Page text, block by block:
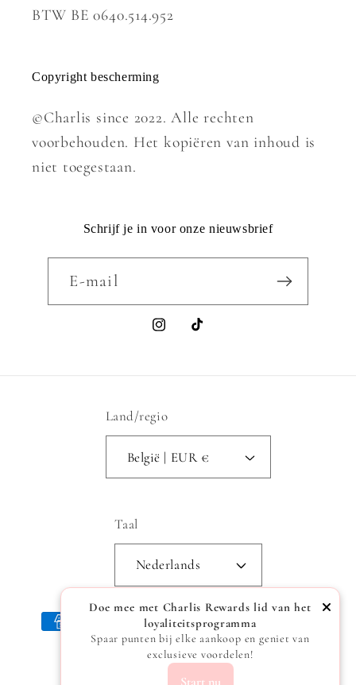
BTW BE 0640.514.952
Copyright bescherming
©Charlis since 2022. Alle rechten
voorbehouden. Het kopiëren van inhoud is
niet toegestaan.
Schrijf je in voor onze nieuwsbrief
E‑mail
InstagramTikTok
Land/regio
België | EUR €
Taal
Nederlands
Betaalmethoden
Doe mee met Charlis Rewards lid van het
loyaliteitsprogramma
Spaar punten bij elke aankoop en geniet van
exclusieve voordelen!
Start nu